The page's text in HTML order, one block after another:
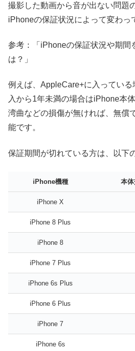
撮影した動画から音が出ない問題
iPhoneの保証状況によって変わっ
参考：「 iPhoneの保証状況や期間
は？ 」
例えば、AppleCare+に入ってい
入から1年未満の場合はiPhone本
湾曲などの損傷が無ければ、無償
能です。
保証期間が切れている方は、以下
iPhone機種 本
iPhone X
iPhone 8 Plus
iPhone 8
iPhone 7 Plus
iPhone 6s Plus
iPhone 6 Plus
iPhone 7
iPhone 6s